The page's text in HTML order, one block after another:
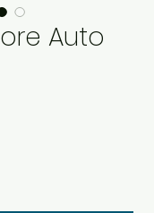
Auto